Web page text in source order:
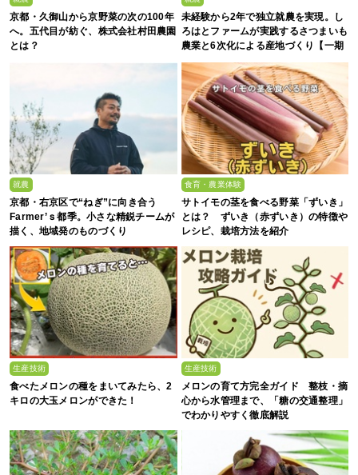
京都・久御山から京野菜の次の100年
へ。五代目が紡ぐ、株式会社村田農園
とは？
未経験から2年で独立就農を実現。し
ろはとファームが実践するさつまいも
農業と6次化による産地づくり【一期
生募集】
就農
京都・右京区で“ねぎ”に向き合う
Farmer’ｓ都季。小さな精鋭チームが
描く、地域発のものづくり
食育・農業体験
サトイモの茎を食べる野菜「ずいき」
とは？ ずいき（赤ずいき）の特徴や
レシピ、栽培方法を紹介
生産技術
食べたメロンの種をまいてみたら、2
キロの大玉メロンができた！
生産技術
メロンの育て方完全ガイド 整枝・摘
心から水管理まで、「糖の交通整理」
でわかりやすく徹底解説